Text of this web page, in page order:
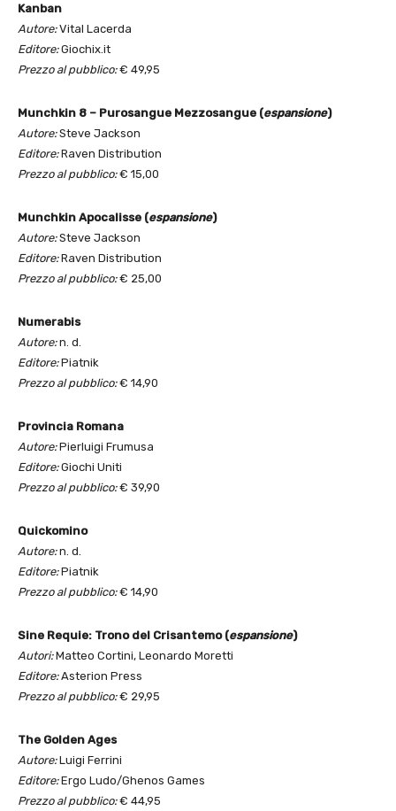
Kanban
Autore:Vital Lacerda
Editore:Giochix.it
Prezzo al pubblico:€ 49,95
Munchkin 8 – Purosangue Mezzosangue (espansione)
Autore:Steve Jackson
Editore:Raven Distribution
Prezzo al pubblico:€ 15,00
Munchkin Apocalisse (espansione)
Autore:Steve Jackson
Editore:Raven Distribution
Prezzo al pubblico:€ 25,00
Numerabis
Autore:n. d.
Editore:Piatnik
Prezzo al pubblico:€ 14,90
Provincia Romana
Autore:Pierluigi Frumusa
Editore:Giochi Uniti
Prezzo al pubblico:€ 39,90
Quickomino
Autore:n. d.
Editore:Piatnik
Prezzo al pubblico:€ 14,90
Sine Requie: Trono del Crisantemo (espansione)
Autori:Matteo Cortini, Leonardo Moretti
Editore:Asterion Press
Prezzo al pubblico:€ 29,95
The Golden Ages
Autore:Luigi Ferrini
Editore:Ergo Ludo/Ghenos Games
Prezzo al pubblico:€ 44,95